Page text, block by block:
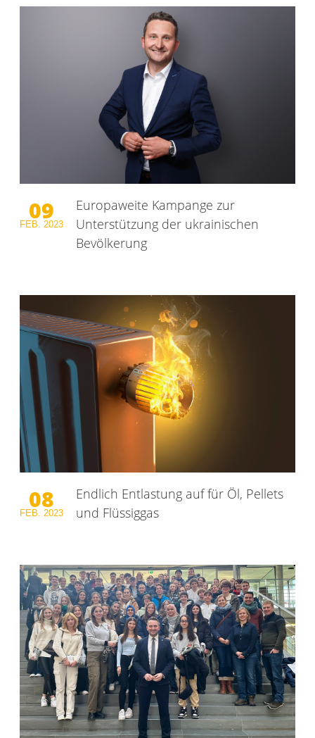
09
FEB.2023
Europaweite Kampange zur
Unterstützung der ukrainischen
Bevölkerung
08
FEB. 2023
Endlich Entlastung auf für Öl, Pellets
und Flüssiggas